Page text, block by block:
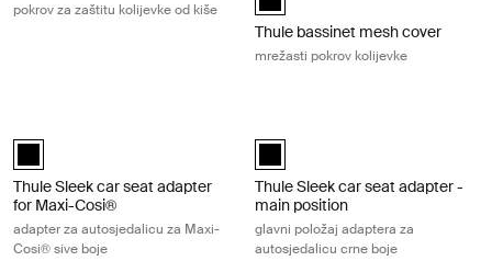
pokrov za zaštitu kolijevke od kiše
Thule bassinet mesh cover
mrežasti pokrov kolijevke
Thule Sleek car seat adapter for Maxi-Cosi® Crna (selected)
Thule Sleek car seat adapter
for Maxi-Cosi®
adapter za autosjedalicu za Maxi-
Cosi® sive boje
Thule Sleek car seat adapter -
Thule Sleek car seat adapter -
main position
glavni položaj adaptera za
autosjedalicu crne boje